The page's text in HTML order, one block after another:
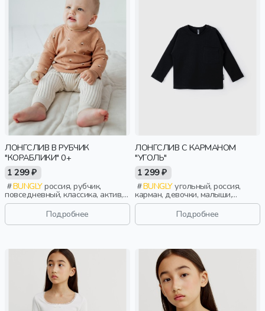
ЛОНГСЛИВ В РУБЧИК
"КОРАБЛИКИ" 0+
1 299 ₽
BUNGLYроссия, рубчик,
повседневный, классика, актив,
малыши, дети
Подробнее
ЛОНГСЛИВ С КАРМАНОМ
"УГОЛЬ"
1 299 ₽
BUNGLYугольный, россия,
карман, девочки, малыши,
дошкольники, дети
Подробнее